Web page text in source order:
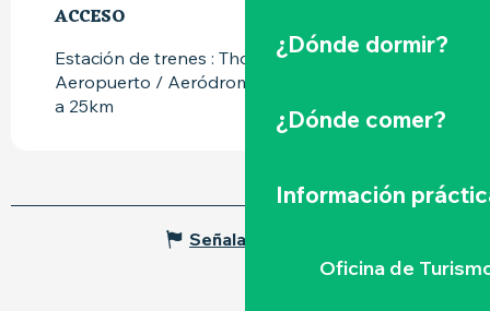
¿Dónde dormir?
¿Dónde comer?
Información
Oficina de
ACCESO
ACCESO
Estación de trenes : Thouaré-sur-Loire a 3km
Aeropuerto / Aeródromo : Nantes Atlantique
a 25km
Señalar un error